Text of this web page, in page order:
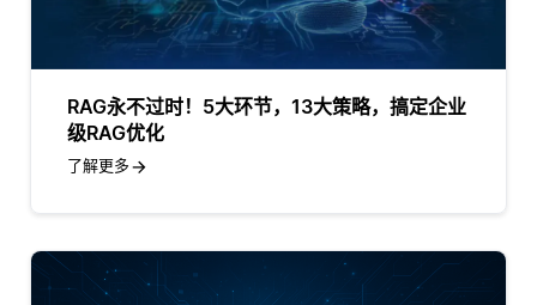
RAG永不过时！5大环节，13大策略，搞定企业
级RAG优化
了解更多